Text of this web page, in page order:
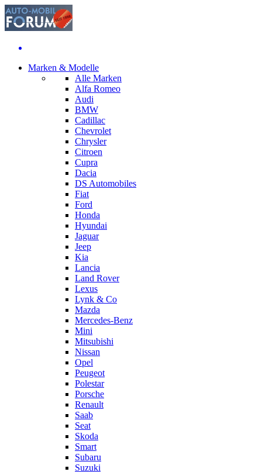
Marken & Modelle
Alle Marken
Alfa Romeo
Audi
BMW
Cadillac
Chevrolet
Chrysler
Citroen
Cupra
Dacia
DS Automobiles
Fiat
Ford
Honda
Hyundai
Jaguar
Jeep
Kia
Lancia
Land Rover
Lexus
Lynk & Co
Mazda
Mercedes-Benz
Mini
Mitsubishi
Nissan
Opel
Peugeot
Polestar
Porsche
Renault
Saab
Seat
Skoda
Smart
Subaru
Suzuki